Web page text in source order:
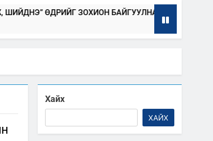
ЗОХИОН БАЙГУУЛНА 2025-04-08
Хайх
ХАЙХ